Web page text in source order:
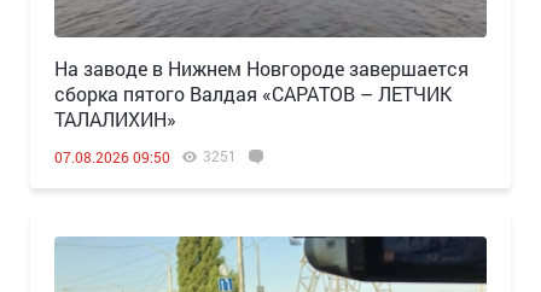
Н️а заводе в Нижнем Новгороде завершается
сборка пятого Валдая «САРАТОВ – ЛЕТЧИК
ТАЛАЛИХИН»
07.08.2026 09:50 3251